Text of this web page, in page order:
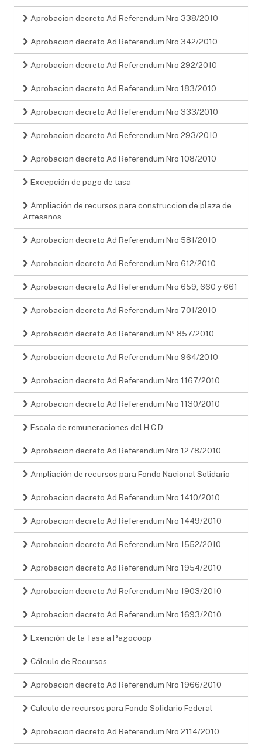
Aprobacion decreto Ad Referendum Nro 338/2010
Aprobacion decreto Ad Referendum Nro 342/2010
Aprobacion decreto Ad Referendum Nro 292/2010
Aprobacion decreto Ad Referendum Nro 183/2010
Aprobacion decreto Ad Referendum Nro 333/2010
Aprobacion decreto Ad Referendum Nro 293/2010
Aprobacion decreto Ad Referendum Nro 108/2010
Excepción de pago de tasa
Ampliación de recursos para construccion de plaza de
Artesanos
Aprobacion decreto Ad Referendum Nro 581/2010
Aprobacion decreto Ad Referendum Nro 612/2010
Aprobacion decreto Ad Referendum Nro 659; 660 y 661
Aprobacion decreto Ad Referendum Nro 701/2010
Aprobación decreto Ad Referendum Nº 857/2010
Aprobacion decreto Ad Referendum Nro 964/2010
Aprobacion decreto Ad Referendum Nro 1167/2010
Aprobacion decreto Ad Referendum Nro 1130/2010
Escala de remuneraciones del H.C.D.
Aprobacion decreto Ad Referendum Nro 1278/2010
Ampliación de recursos para Fondo Nacional Solidario
Aprobacion decreto Ad Referendum Nro 1410/2010
Aprobacion decreto Ad Referendum Nro 1449/2010
Aprobacion decreto Ad Referendum Nro 1552/2010
Aprobacion decreto Ad Referendum Nro 1954/2010
Aprobacion decreto Ad Referendum Nro 1903/2010
Aprobacion decreto Ad Referendum Nro 1693/2010
Exención de la Tasa a Pagocoop
Cálculo de Recursos
Aprobacion decreto Ad Referendum Nro 1966/2010
Calculo de recursos para Fondo Solidario Federal
Aprobacion decreto Ad Referendum Nro 2114/2010